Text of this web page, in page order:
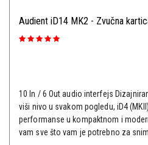
Audient iD14 MK2 - Zvučna
10 In / 6 Out audio interfejs
viši nivo u svakom pogledu, iD4
performanse u kompaktnom i
vam sve što vam je potrebno za